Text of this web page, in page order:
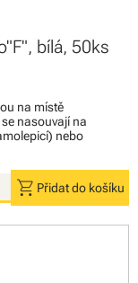
bílá, 50ks
na místě
nasouvají na
nebo
shopping_cart Přidat do košíku